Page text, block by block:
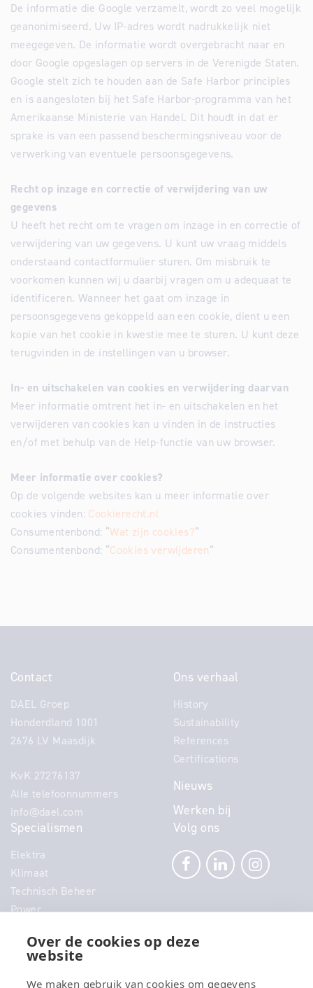
De informatie die Google verzamelt, wordt zo veel mogelijk
geanonimiseerd. Uw IP-adres wordt nadrukkelijk niet
meegegeven. De informatie wordt overgebracht naar en
door Google opgeslagen op servers in de Verenigde Staten.
Google stelt zich te houden aan de Safe Harbor principles
en is aangesloten bij het Safe Harbor-programma van het
Amerikaanse Ministerie van Handel. Dit houdt in dat er
sprake is van een passend beschermingsniveau voor de
verwerking van eventuele persoonsgegevens.
Recht op inzage en correctie of verwijdering van uw
gegevens
U heeft het recht om te vragen om inzage in en correctie of
verwijdering van uw gegevens. U kunt uw vraag middels
onderstaand contactformulier sturen. Om misbruik te
voorkomen kunnen wij u daarbij vragen om u adequaat te
identificeren. Wanneer het gaat om inzage in
persoonsgegevens gekoppeld aan een cookie, dient u een
kopie van het cookie in kwestie mee te sturen. U kunt deze
terugvinden in de instellingen van u browser.
In- en uitschakelen van cookies en verwijdering daarvan
Meer informatie omtrent het in- en uitschakelen en het
verwijderen van cookies kan u vinden in de instructies
en/of met behulp van de Help-functie van uw browser.
Meer informatie over cookies?
Op de volgende websites kan u meer informatie over
cookies vinden: Cookierecht.nl
Consumentenbond: “Wat zijn cookies?”
Consumentenbond: “Cookies verwijderen”
Contact
DAEL Groep
Honderdland 1001
2676 LV Maasdijk
KvK 27276137
Alle telefoonnummers
info@dael.com
Ons verhaal
History
Sustainability
References
Certifications
Nieuws
Werken bij
Specialismen
Elektra
Klimaat
Technisch Beheer
Power
Security
Connectivity
Energy
Volg ons
Over de cookies op deze
website
We maken gebruik van cookies om gegevens